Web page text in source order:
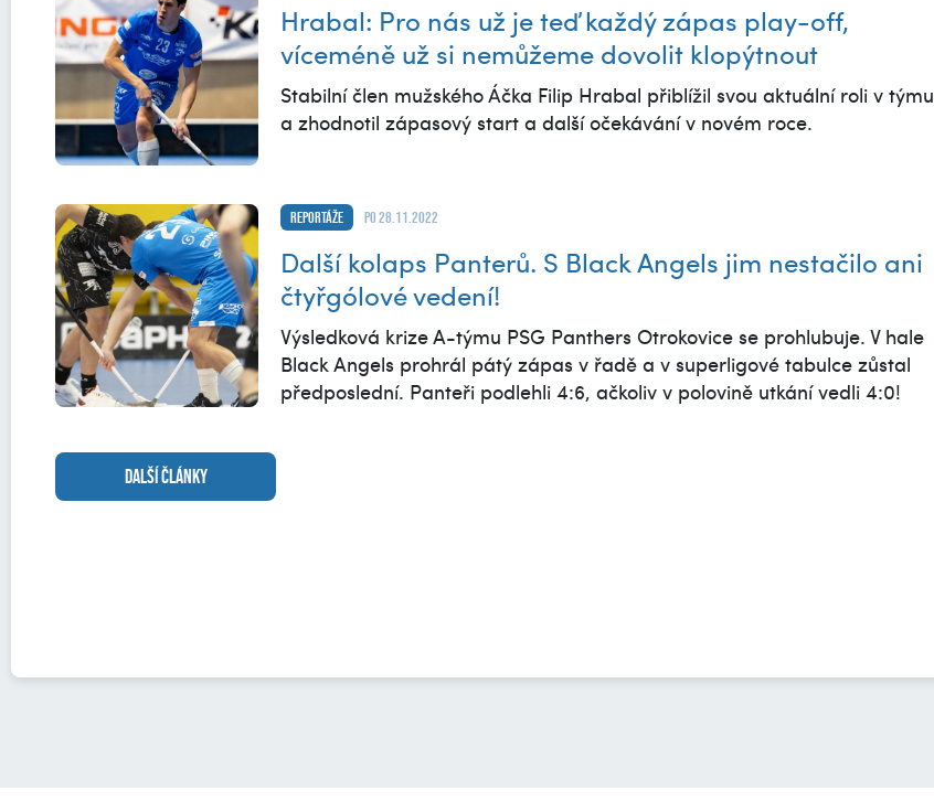
Hrabal: Pro nás už je teď každý zápas play-off,
víceméně už si nemůžeme dovolit klopýtnout
Stabilní člen mužského Áčka Filip Hrabal přiblížil svou aktuální roli v týmu
a zhodnotil zápasový start a další očekávání v novém roce.
Reportáže po 28.11.2022
Další kolaps Panterů. S Black Angels jim nestačilo ani
čtyřgólové vedení!
Výsledková krize A-týmu PSG Panthers Otrokovice se prohlubuje. V hale
Black Angels prohrál pátý zápas v řadě a v superligové tabulce zůstal
předposlední. Panteři podlehli 4:6, ačkoliv v polovině utkání vedli 4:0!
DALŠÍ ČLÁNKY